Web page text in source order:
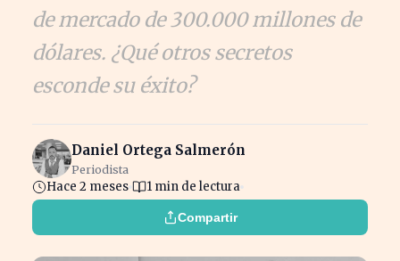
de mercado de 300.000 millones de
dólares. ¿Qué otros secretos
esconde su éxito?
Daniel Ortega Salmerón
Periodista
Hace 2 meses 1 min de lectura
Compartir